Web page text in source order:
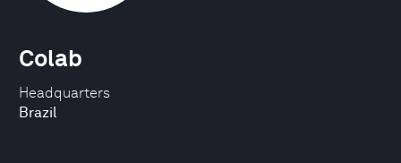
Headquarters
Brazil
Colab